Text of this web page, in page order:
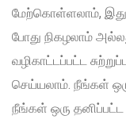
மேற்கொள்ளலாம், இது
போது நிகழலாம்
வழிகாட்டப்பட்ட
செய்யலாம். நீங்கள்
நீங்கள் ஒரு தனிப்பட்ட